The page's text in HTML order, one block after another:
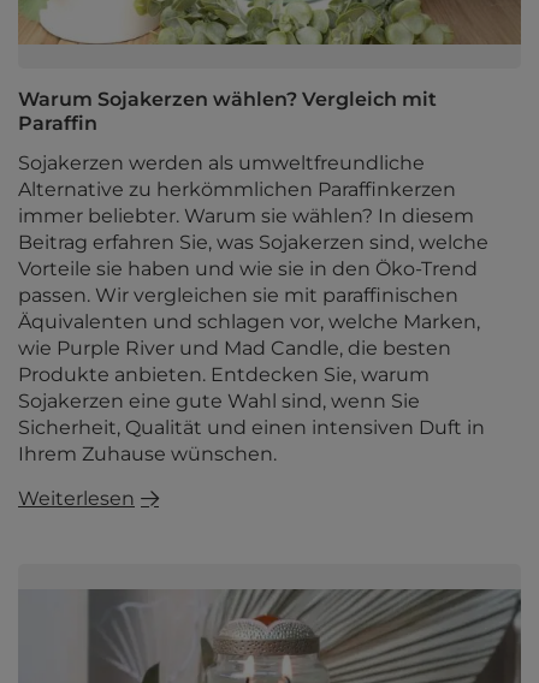
Warum Sojakerzen wählen? Vergleich mit
Paraffin
Sojakerzen werden als umweltfreundliche
Alternative zu herkömmlichen Paraffinkerzen
immer beliebter. Warum sie wählen? In diesem
Beitrag erfahren Sie, was Sojakerzen sind, welche
Vorteile sie haben und wie sie in den Öko-Trend
passen. Wir vergleichen sie mit paraffinischen
Äquivalenten und schlagen vor, welche Marken,
wie Purple River und Mad Candle, die besten
Produkte anbieten. Entdecken Sie, warum
Sojakerzen eine gute Wahl sind, wenn Sie
Sicherheit, Qualität und einen intensiven Duft in
Ihrem Zuhause wünschen.
Weiterlesen